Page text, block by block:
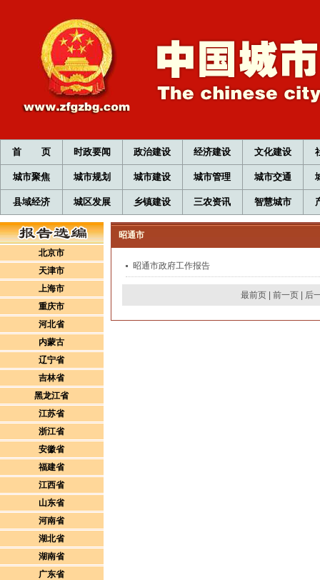
首 页 时政要闻 政治建设 经济建设 文化建设
城市聚焦 城市规划 城市建设 城市管理 城市交通
县域经济 城区发展 乡镇建设 三农资讯 智慧城市
北京市
天津市
上海市
重庆市
河北省
内蒙古
辽宁省
吉林省
黑龙江省
江苏省
浙江省
安徽省
福建省
江西省
山东省
河南省
湖北省
湖南省
广东省
昭通市
昭通市政府工作报告
最前页 前一页 后